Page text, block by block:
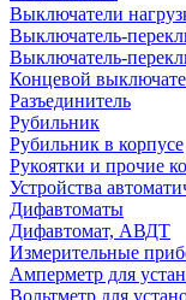
Выключатели
Выключатель-
Выключатель-
Концевой
Разъединитель
Рубильник
Рубильник в корпусе
Рукоятки и прочие
Устройства
Дифавтоматы
Дифавтомат, АВДТ
Измерительные
Амперметр для
Вольтметр для